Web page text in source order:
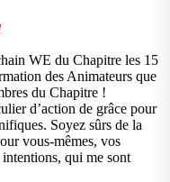
WE du Chapitre les 15
des Animateurs que
du Chapitre !
d’action de grâce pour
Soyez sûrs de la
vous-mêmes, vos
qui me sont